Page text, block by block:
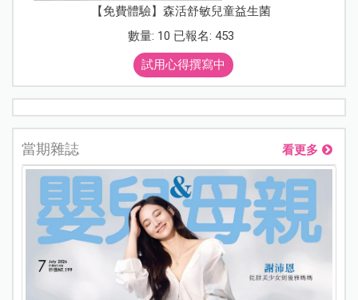
【免費體驗】森活舒敏兒童益生菌
數量: 10 已報名: 453
試用心得撰寫中
當期雜誌 看更多